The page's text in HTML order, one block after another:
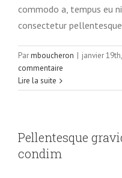
commodo a, tempus eu
consectetur
Parmboucheron | janvier
commentaire
Lire la suite
Pellentesque
condim